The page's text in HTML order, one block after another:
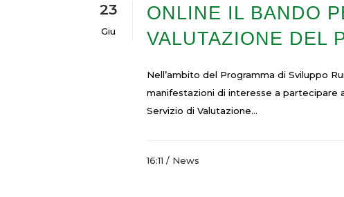
23
Giu
ONLINE IL BANDO
VALUTAZIONE DEL
Nell’ambito del Programma di Sviluppo
manifestazioni di interesse a partecipare
Servizio di Valutazione...
16:11 / News